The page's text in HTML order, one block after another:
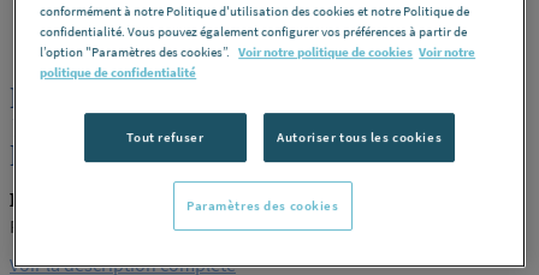
ROCHLING REF : 96764
PLAQUE PETP NOIR CALANDRE
10X3000X620 ROCHLING INDUSTRIAL
MAXEVILLE [PRODUIT-96764]
ROCHLING PRODUIT-96764
ROCHLING INDUSTRIAL MAXEVILLE [PRODUIT-96764]
Voir la description complète
conformément à notre Politique d'utilisation des cookies et notre Politique de
confidentialité. Vous pouvez également configurer vos préférences à partir de
l’option "Paramètres des cookies”. Voir notre politique de cookies Voir notre
politique de confidentialité
Tout refuser Autoriser tous les cookies
Paramètres des cookies